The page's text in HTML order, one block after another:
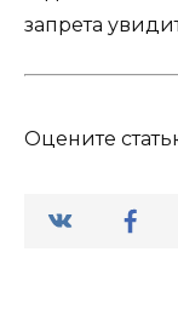
запрета
Оцените